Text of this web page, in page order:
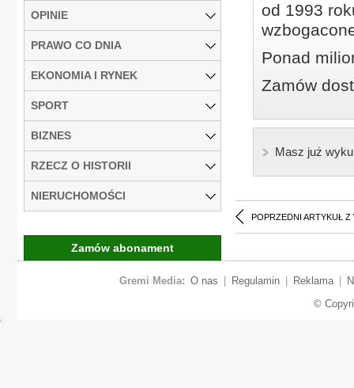
od 1993
Ponad
Zamów
Masz już
POPRZEDNI ARTYKUŁ Z
OPINIE
PRAWO CO DNIA
EKONOMIA I RYNEK
SPORT
BIZNES
RZECZ O HISTORII
NIERUCHOMOŚCI
Zamów abonament
Gremi Media: O nas Regulamin Reklama
©